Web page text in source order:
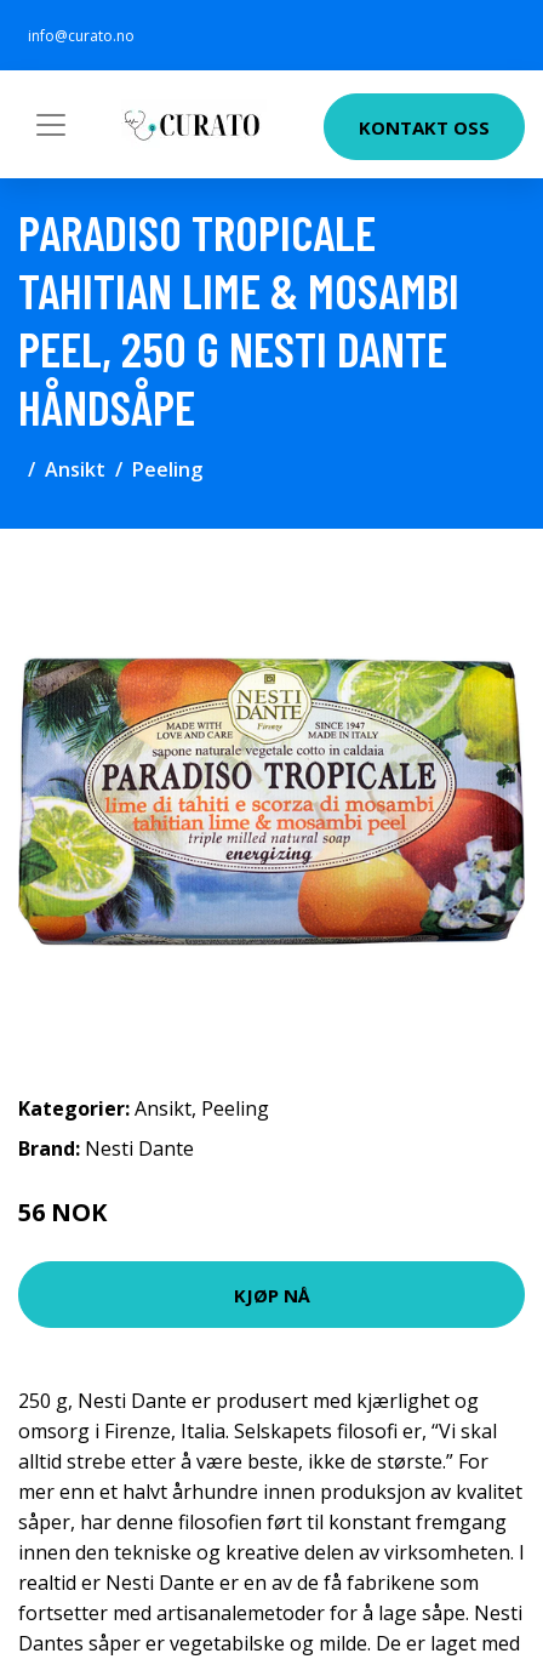
info@curato.no
KONTAKT OSS
PARADISO TROPICALE
TAHITIAN LIME & MOSAMBI
PEEL, 250 G NESTI DANTE
HÅNDSÅPE
Ansikt Peeling
Kategorier:Ansikt, Peeling
Brand: Nesti Dante
56 NOK
KJØP NÅ
250 g, Nesti Dante er produsert med kjærlighet og
omsorg i Firenze, Italia. Selskapets filosofi er, “Vi skal
alltid strebe etter å være beste, ikke de største.” For
mer enn et halvt århundre innen produksjon av kvalitet
såper, har denne filosofien ført til konstant fremgang
innen den tekniske og kreative delen av virksomheten. I
realtid er Nesti Dante er en av de få fabrikene som
fortsetter med artisanalemetoder for å lage såpe. Nesti
Dantes såper er vegetabilske og milde. De er laget med